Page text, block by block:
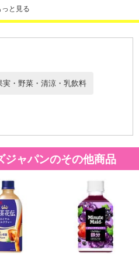
ない場合もございます。
がございます。
っと見る
実・野菜・清涼・乳飲料
ジャパンのその他商品